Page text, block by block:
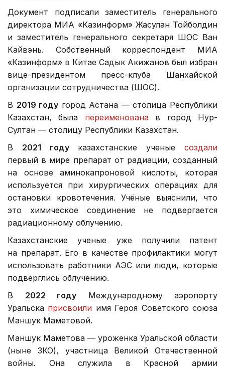
Документ подписали заместитель генерального
директора МИА «Казинформ» Жасулан Тойболдин
и заместитель генерального секретаря ШОС Ван
Кайвэнь. Собственный корреспондент МИА
«Казинформ» в Китае Садык Акижанов был избран
вице-президентом пресс-клуба Шанхайской
организации сотрудничества (ШОС).
В 2019 году город Астана — столица Республики
Казахстан, была переименована в город Нур-
Султан — столицу Республики Казахстан.
В 2021 годуказахстанские ученыесоздали
первый в мире препарат от радиации, созданный
на основе аминокапроновой кислоты, которая
используется при хирургических операциях для
остановки кровотечения. Учёные выяснили, что
это химическое соединение не подвергается
радиационному облучению.
Казахстанские ученые уже получили патент
на препарат. Его в качестве профилактики могут
использовать работники АЭС или люди, которые
подверглись облучению.
В 2022 году Международному аэропорту
Уральска присвоили имя Героя Советского союза
Маншук Маметовой.
Маншук Маметова — уроженка Уральской области
(ныне ЗКО), участница Великой Отечественной
войны. Она служила в Красной армии